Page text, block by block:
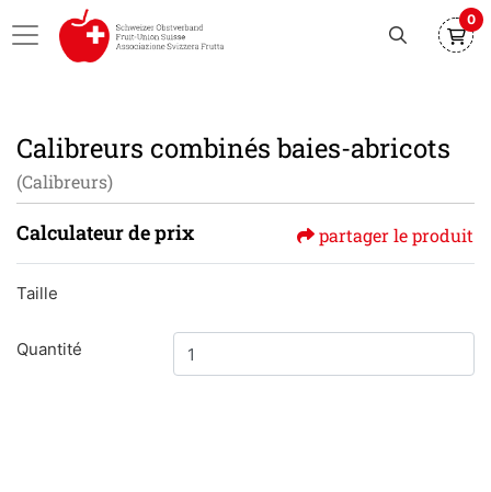
0
Calibreurs combinés baies-abricots
(Calibreurs)
Calculateur de prix partager le produit
Taille
Quantité